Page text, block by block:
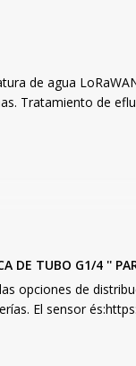
de agua
Tratamiento de
DE TUBO G1/4 ''
opciones de
El sensor